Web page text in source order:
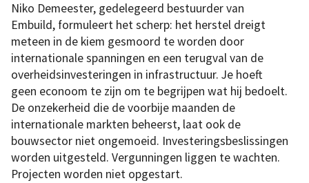
Niko Demeester, gedelegeerd bestuurder van
Embuild, formuleert het scherp: het herstel dreigt
meteen in de kiem gesmoord te worden door
internationale spanningen en een terugval van de
overheidsinvesteringen in infrastructuur. Je hoeft
geen econoom te zijn om te begrijpen wat hij bedoelt.
De onzekerheid die de voorbije maanden de
internationale markten beheerst, laat ook de
bouwsector niet ongemoeid. Investeringsbeslissingen
worden uitgesteld. Vergunningen liggen te wachten.
Projecten worden niet opgestart.